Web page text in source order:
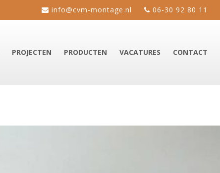
info@cvm-montage.nl 06-30 92 80 11
PROJECTEN PRODUCTEN VACATURES CONTACT